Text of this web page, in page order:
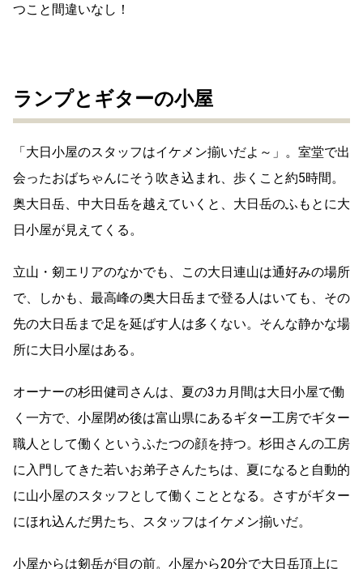
つこと間違いなし！
ランプとギターの小屋
「大日小屋のスタッフはイケメン揃いだよ～」。室堂で出
会ったおばちゃんにそう吹き込まれ、歩くこと約5時間。
奥大日岳、中大日岳を越えていくと、大日岳のふもとに大
日小屋が見えてくる。
立山・剱エリアのなかでも、この大日連山は通好みの場所
で、しかも、最高峰の奥大日岳まで登る人はいても、その
先の大日岳まで足を延ばす人は多くない。そんな静かな場
所に大日小屋はある。
オーナーの杉田健司さんは、夏の3カ月間は大日小屋で働
く一方で、小屋閉め後は富山県にあるギター工房でギター
職人として働くというふたつの顔を持つ。杉田さんの工房
に入門してきた若いお弟子さんたちは、夏になると自動的
に山小屋のスタッフとして働くこととなる。さすがギター
にほれ込んだ男たち、スタッフはイケメン揃いだ。
小屋からは剱岳が目の前。小屋から20分で大日岳頂上に